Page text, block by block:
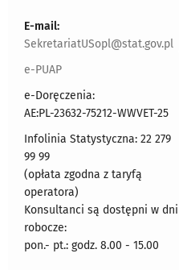
E-mail:
SekretariatUSopl@stat.gov.pl
e-PUAP
e-Doręczenia:
AE:PL-23632-75212-WWVET-25
Infolinia Statystyczna: 22 279
99 99
(opłata zgodna z taryfą
operatora)
Konsultanci są dostępni w dni
robocze:
pon.- pt.: godz. 8.00 - 15.00